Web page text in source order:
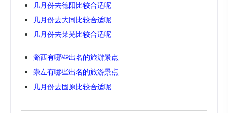
几月份去德阳比较合适呢
几月份去大同比较合适呢
几月份去莱芜比较合适呢
潞西有哪些出名的旅游景点
崇左有哪些出名的旅游景点
几月份去固原比较合适呢